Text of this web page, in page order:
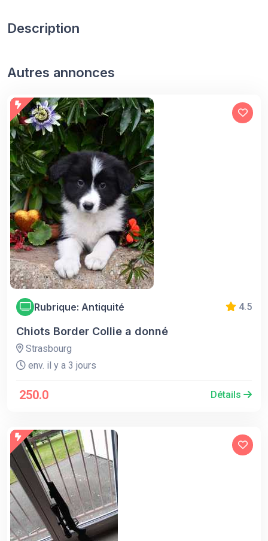
Description
Autres annonces
Rubrique: Antiquité 4.5
Chiots Border Collie a donné
Strasbourg
env. il y a 3 jours
250.0 Détails